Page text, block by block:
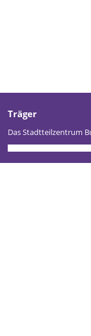
Träger
Das Stadtteilzentrum